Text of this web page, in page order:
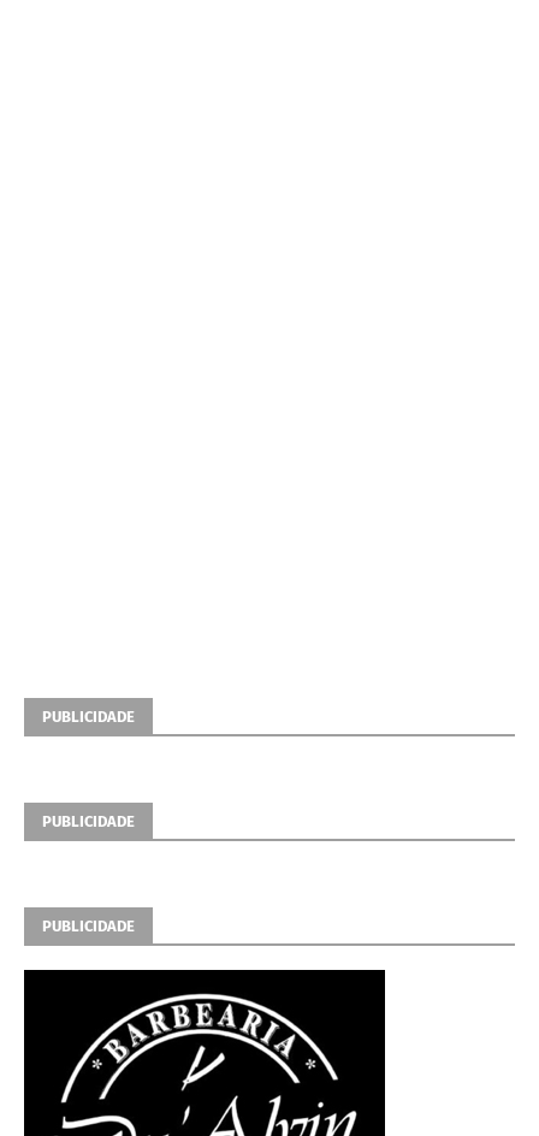
PUBLICIDADE
PUBLICIDADE
PUBLICIDADE